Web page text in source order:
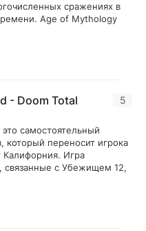
сражениях в
Age of Mythology
5
- Doom Total
самостоятельный
который переносит игрока
Калифорния. Игра
связанные с Убежищем 12,